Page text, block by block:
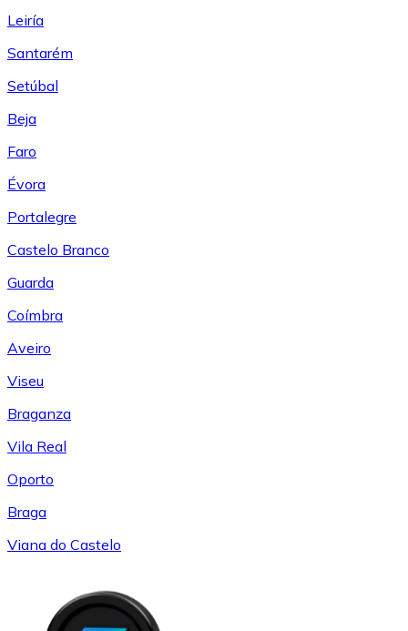
Leiría
Santarém
Setúbal
Beja
Faro
Évora
Portalegre
Castelo Branco
Guarda
Coímbra
Aveiro
Viseu
Braganza
Vila Real
Oporto
Braga
Viana do Castelo